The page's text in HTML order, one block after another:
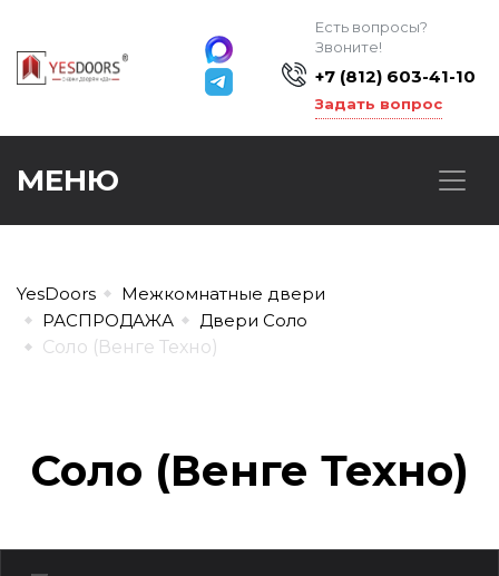
Есть вопросы?
Звоните!
+7 (812) 603-41-10
Задать вопрос
МЕНЮ
YesDoors
Межкомнатные двери
РАСПРОДАЖА
Двери Соло
Соло (Венге Техно)
Соло (Венге Техно)